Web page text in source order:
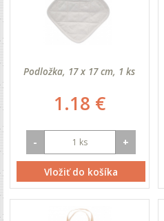
Podložka, 17 x 17 cm, 1 ks
1.18 €
- +
Vložiť do košíka